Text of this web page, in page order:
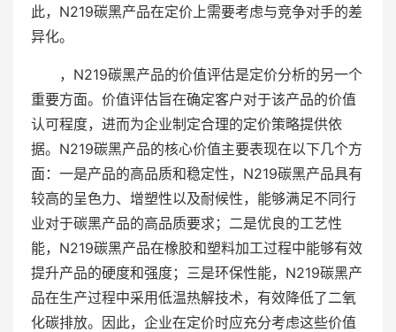
此，N219碳黑产品在定价上需要考虑与竞争对手的差
异化。
，N219碳黑产品的价值评估是定价分析的另一个
重要方面。价值评估旨在确定客户对于该产品的价值
认可程度，进而为企业制定合理的定价策略提供依
据。N219碳黑产品的核心价值主要表现在以下几个方
面：一是产品的高品质和稳定性，N219碳黑产品具有
较高的呈色力、增塑性以及耐候性，能够满足不同行
业对于碳黑产品的高品质要求；二是优良的工艺性
能，N219碳黑产品在橡胶和塑料加工过程中能够有效
提升产品的硬度和强度；三是环保性能，N219碳黑产
品在生产过程中采用低温热解技术，有效降低了二氧
化碳排放。因此，企业在定价时应充分考虑这些价值